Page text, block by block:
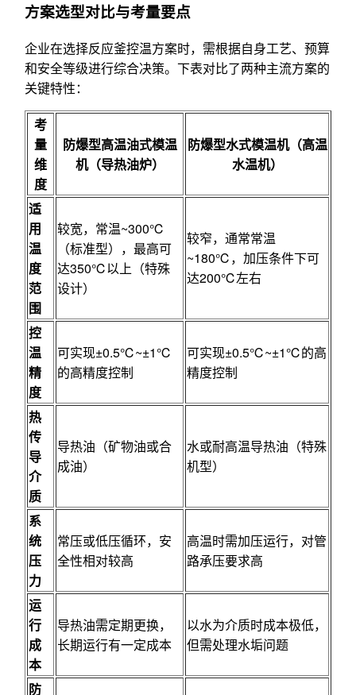
方案选型对比与考量要点
企业在选择反应釜控温方案时，需根据自身工艺、预算
和安全等级进行综合决策。下表对比了两种主流方案的
关键特性：
考
量
维
度
防爆型高温油式模温
机（导热油炉）
防爆型水式模温机（高温
水温机）
适
用
温
度
范
围
较宽，常温~300℃
（标准型），最高可
达350℃以上（特殊
设计）
较窄，通常常温
~180℃，加压条件下可
达200℃左右
控
温
精
度
可实现±0.5℃~±1℃
的高精度控制
可实现±0.5℃~±1℃的高
精度控制
热
传
导
介
质
导热油（矿物油或合
成油）
水或耐高温导热油（特殊
机型）
系
统
压
力
常压或低压循环，安
全性相对较高
高温时需加压运行，对管
路承压要求高
运
行
成
本
导热油需定期更换，
长期运行有一定成本
以水为介质时成本极低，
但需处理水垢问题
防